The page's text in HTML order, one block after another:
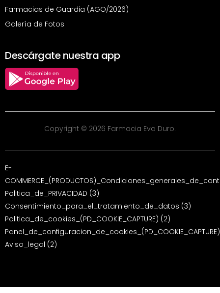
Farmacias de Guardia (AGO/2026)
Galería de Fotos
Descárgate nuestra app
Copyright © 2026 Farmacia Eva Duro.
E-
Politica_de_PRIVACIDAD (3)
Consentimiento_para_el_tratamiento_de_datos (3)
Politica_de_cookies_(PD_COOKIE_CAPTURE) (2)
Panel_de_configuracion_de_cookies_(PD_COOKIE_CAPTURE)
Aviso_legal (2)